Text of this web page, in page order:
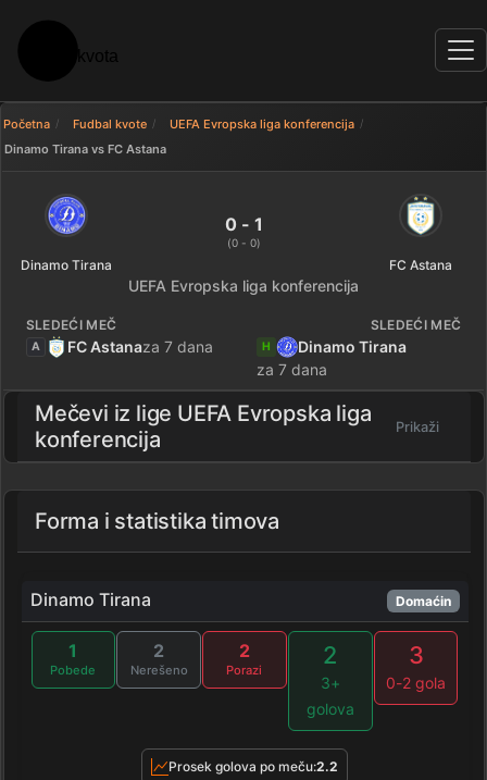
Početna Fudbal kvote
UEFA Evropska liga konferencija
Dinamo Tirana vs FC Astana
Dinamo Tirana 0 - 1 FC
Dinamo Tirana
0 - 1
(0 - 0)
FC Astana
UEFA Evropska liga konferencija
SLEDEĆI MEČ
A FC Astanaza 7 dana
SLEDEĆI MEČ
H
Dinamo Tirana
za 7 dana
Mečevi iz lige UEFA Evropska liga
konferencija
Prikaži
Forma i statistika timova
Dinamo Tirana Domaćin
1
Pobede
2
Nerešeno
2
Porazi
2
3+
golova
3
0-2 gola
Prosek golova po meču:2.2